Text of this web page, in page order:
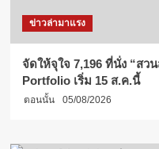
ข่าวล่ามาแรง
จัดให้จุใจ 7,196 ที่นั่ง “สว
Portfolio เริ่ม 15 ส.ค.นี้
ตอนนั้น 05/08/2026